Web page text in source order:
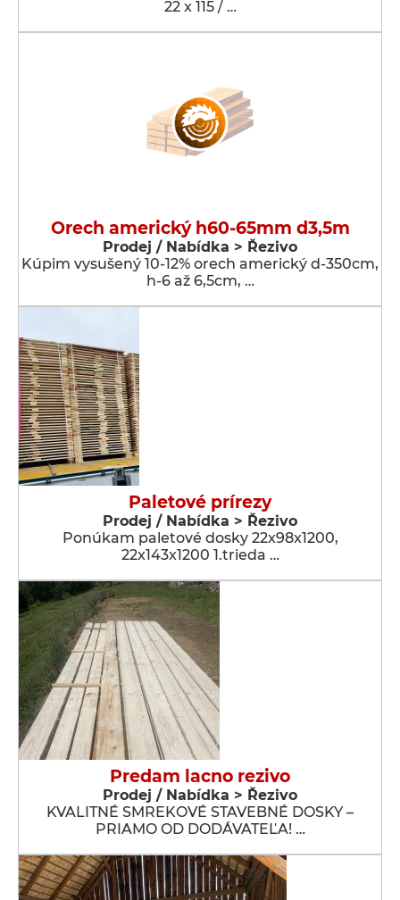
22 x 115 / …
Orech americký h60-65mm d3,5m
Prodej / Nabídka > Řezivo
Kúpim vysušený 10-12% orech americký d-350cm,
h-6 až 6,5cm, …
Paletové prírezy
Prodej / Nabídka > Řezivo
Ponúkam paletové dosky 22x98x1200,
22x143x1200 1.trieda …
Predam lacno rezivo
Prodej / Nabídka > Řezivo
KVALITNÉ SMREKOVÉ STAVEBNÉ DOSKY –
PRIAMO OD DODÁVATEĽA! …